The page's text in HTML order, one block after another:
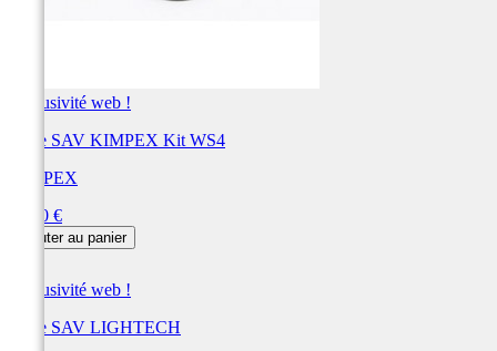
Exclusivité web !
Pièce SAV KIMPEX Kit WS4
KIMPEX
89,00 €
Ajouter au panier
Exclusivité web !
Pièce SAV LIGHTECH